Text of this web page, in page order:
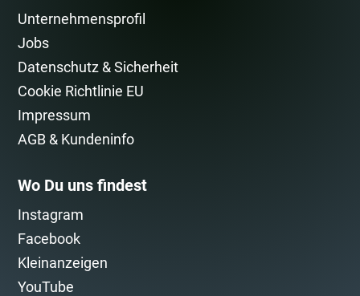
Unternehmensprofil
Jobs
Datenschutz & Sicherheit
Cookie Richtlinie EU
Impressum
AGB & Kundeninfo
Wo Du uns findest
Instagram
Facebook
Kleinanzeigen
YouTube